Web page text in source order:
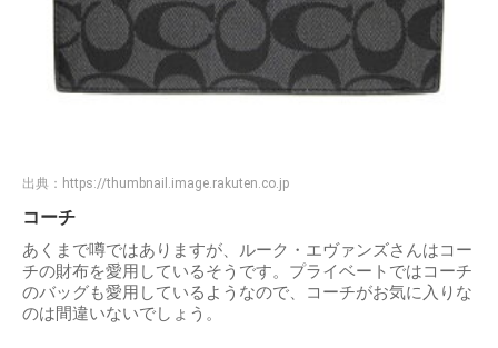
出典： https://thumbnail.image.rakuten.co.jp
コーチ
あくまで噂ではありますが、ルーク・エヴァンズさんはコー
チの財布を愛用しているそうです。プライベートではコーチ
のバッグも愛用しているようなので、コーチがお気に入りな
のは間違いないでしょう。